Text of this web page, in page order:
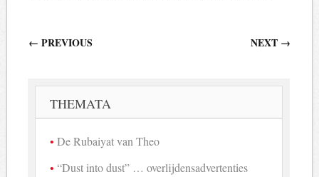
Berichtnavigatie
← PREVIOUS NEXT →
THEMATA
De Rubaiyat van Theo
“Dust into dust” … overlijdensadvertenties